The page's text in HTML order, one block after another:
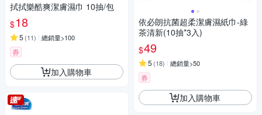
拭拭樂酷爽潔膚濕巾 10抽/包
$18
5 (11) 總銷量>100
券
加入購物車
依必朗抗菌超柔潔膚濕紙巾-綠
茶清新(10抽*3入)
$49
5 (18) 總銷量>50
券
加入購物車